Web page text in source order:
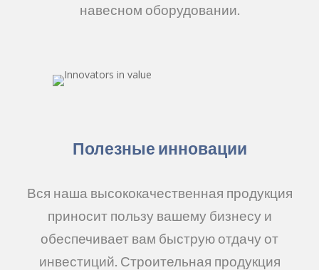
навесном оборудовании.
Полезные инновации
Вся наша высококачественная продукция
приносит пользу вашему бизнесу и
обеспечивает вам быструю отдачу от
инвестиций. Строительная продукция